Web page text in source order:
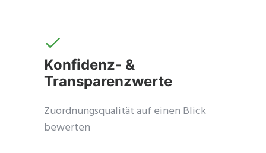
Konfidenz- &
Transparenzwerte
Zuordnungsqualität auf einen Blick
bewerten